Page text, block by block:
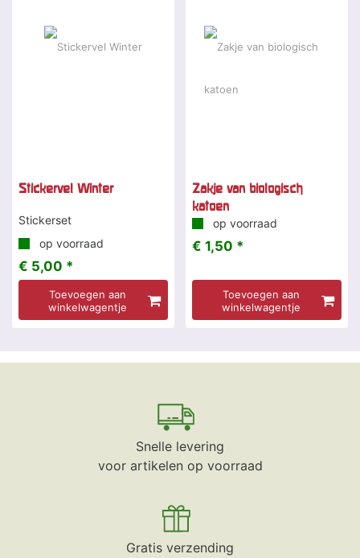
Stickervel Winter
Stickerset
op voorraad
€ 5,00 *
Toevoegen aan
winkelwagentje
Zakje van biologisch
katoen
op voorraad
€ 1,50 *
Toevoegen aan
winkelwagentje
Snelle levering
voor artikelen op voorraad
Gratis verzending